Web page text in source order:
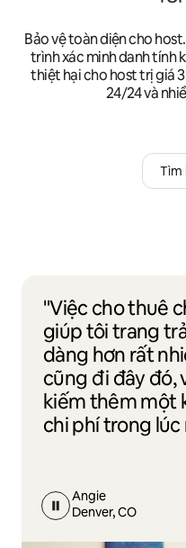
Bảo vệ toàn diện cho
trình xác minh danh tính
thiệt hại cho host trị giá
24/24 và
Tìm
"Việc cho thuê
giúp tôi trang
dàng hơn rất
cũng đi đây đó,
kiếm thêm một
chi phí trong
Angie
Denver, CO